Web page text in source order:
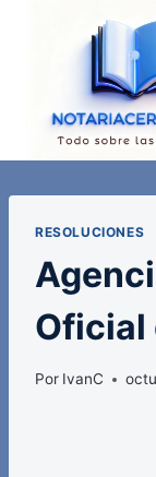
RESOLUCIONES
Oficial
Por IvanC